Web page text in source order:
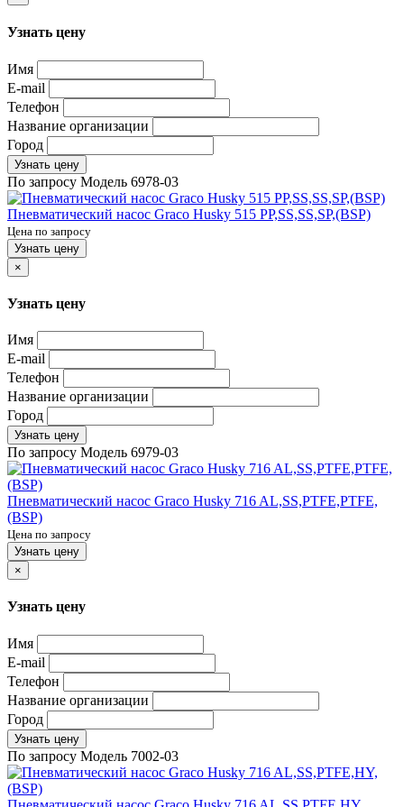
Узнать цену
Имя
E-mail
Телефон
Название организации
Город
Узнать цену
По запросу Модель 6978-03
Пневматический насос Graco Husky 515 PP,SS,SS,SP,(BSP)
Цена по запросу
Узнать цену
×
Узнать цену
Имя
E-mail
Телефон
Название организации
Город
Узнать цену
По запросу Модель 6979-03
Пневматический насос Graco Husky 716 AL,SS,PTFE,PTFE,
(BSP)
Цена по запросу
Узнать цену
×
Узнать цену
Имя
E-mail
Телефон
Название организации
Город
Узнать цену
По запросу Модель 7002-03